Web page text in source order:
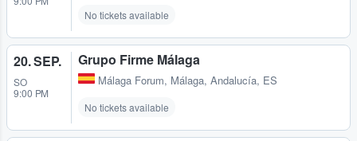
No tickets available
20. SEP.
SO
9:00 PM
Grupo Firme Málaga
Málaga Forum, Málaga, Andalucía, ES
No tickets available